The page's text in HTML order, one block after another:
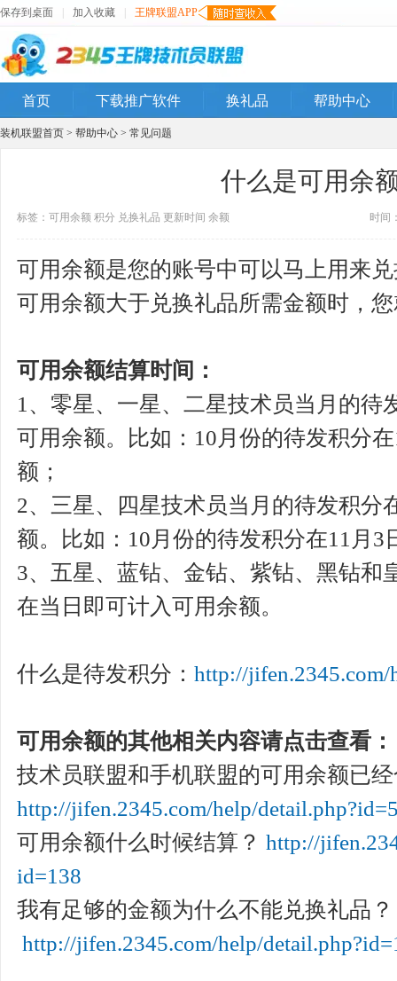
保存到桌面 加入收藏 王牌联盟APP
首页 下载推广软件 换礼品 帮助中心
装机联盟首页 > 帮助中心 > 常见问题
什么是可用余
标签： 可用余额 积分 兑换礼品 更新时间 余额 时间
可用余额是您的账号中可以马上用来
可用余额大于兑换礼品所需金额时，
可用余额结算时间：
1、零星、一星、二星技术员当月的待
可用余额。比如：10月份的待发积分
额；
2、三星、四星技术员当月的待发积分
额。比如：10月份的待发积分在11月3
3、五星、蓝钻、金钻、紫钻、黑钻和
在当日即可计入可用余额。
什么是待发积分： http://
可用余额的其他相关内容请点击查看：
技术员联盟和手机联盟的可用余额已
http://jifen.2345.com/help/
可用余额什么时候结算？ http://
id=138
我有足够的金额为什么不能兑换礼品？
http://jifen.2345.com/help/